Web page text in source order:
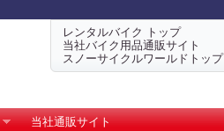
レンタルバイク トップ
当社バイク用品通販サイト
スノーサイクルワールドトップ
当社通販サイト